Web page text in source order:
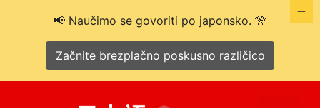
📢 Naučimo se govoriti po japonsko. 🎌
Začnite brezplačno poskusno različico